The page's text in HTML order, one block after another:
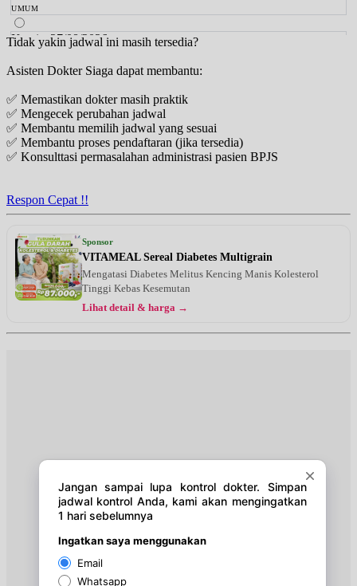
UMUM
Kamis, 27/08/2026
Jam 14:00 - 14:15
UMUM
Senin, 31/08/2026
Jam 14:00 - 14:15
UMUM
Kamis, 03/09/2026
Tidak yakin jadwal ini masih tersedia?
Asisten Dokter Siaga dapat membantu:
✅ Memastikan dokter masih praktik
✅ Mengecek perubahan jadwal
✅ Membantu memilih jadwal yang sesuai
✅ Membantu proses pendaftaran (jika tersedia)
✅ Konsulttasi permasalahan administrasi pasien BPJS
Respon Cepat !!
Sponsor
VITAMEAL Sereal Diabetes Multigrain
Mengatasi Diabetes Melitus Kencing Manis Kolesterol
Tinggi Kebas Kesemutan
Lihat detail & harga →